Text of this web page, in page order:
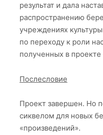
результат и дала
распространению
учреждениях
по переходу к роли
полученных в проекте
Послесловие
Проект завершен. Но
сиквелом для новых
«произведений».